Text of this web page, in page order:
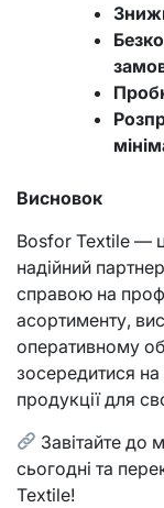
Висновок
Bosfor Textile —
надійний
справою на
асортименту,
оперативному
зосередитися
продукції для
Завітайте до
сьогодні та
Textile!